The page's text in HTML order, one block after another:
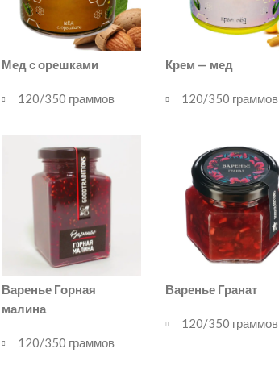
Мед с орешками
120/350 граммов
Крем — мед
120/350 граммов
Варенье Горная
малина
120/350 граммов
Варенье Гранат
120/350 граммов